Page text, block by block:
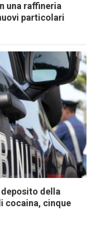
una raffineria
particolari
della
cocaina, cinque